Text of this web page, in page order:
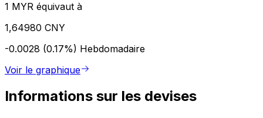
1 MYR équivaut à
1,64980 CNY
-0.0028 (0.17%) Hebdomadaire
Voir le graphique
Informations sur les devises